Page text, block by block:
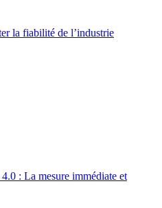
la fiabilité de l’industrie
: La mesure immédiate et